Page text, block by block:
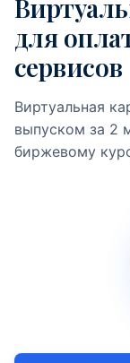
для
сервисов
Виртуальная
выпуском за 2
биржевому